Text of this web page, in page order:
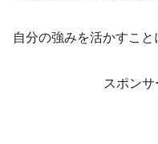
自分の強みを活かすこと
スポン